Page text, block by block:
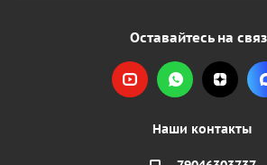
Оставайтесь на
Наши контакты